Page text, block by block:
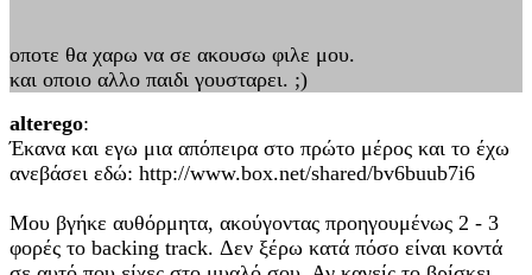
οποτε θα χαρω να σε ακουσω φιλε μου.
και οποιο αλλο παιδι γουσταρει. ;)
alterego:
Έκανα και εγω μια απόπειρα στο πρώτο μέρος και το έχω
ανεβάσει εδώ: http://www.box.net/shared/bv6buub7i6
Μου βγήκε αυθόρμητα, ακούγοντας προηγουμένως 2 - 3
φορές το backing track. Δεν ξέρω κατά πόσο είναι κοντά